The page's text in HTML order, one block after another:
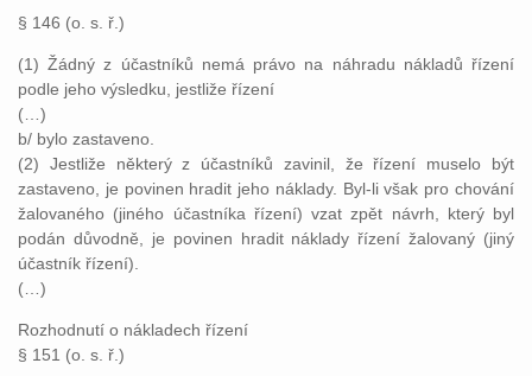
§ 146 (o. s. ř.)
(1) Žádný z účastníků nemá právo na náhradu nákladů řízení
podle jeho výsledku, jestliže řízení
(…)
b/ bylo zastaveno.
(2) Jestliže některý z účastníků zavinil, že řízení muselo být
zastaveno, je povinen hradit jeho náklady. Byl-li však pro chování
žalovaného (jiného účastníka řízení) vzat zpět návrh, který byl
podán důvodně, je povinen hradit náklady řízení žalovaný (jiný
účastník řízení).
(…)
Rozhodnutí o nákladech řízení
§ 151 (o. s. ř.)